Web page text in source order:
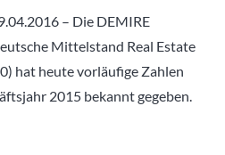
– Die DEMIRE
Mittelstand Real Estate
hat heute vorläufige Zahlen
2015 bekannt gegeben.